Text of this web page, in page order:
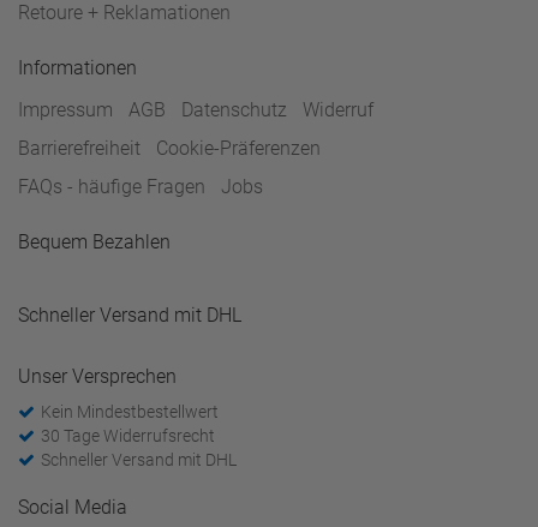
Retoure + Reklamationen
Informationen
Impressum
AGB Datenschutz
Widerruf
Barrierefreiheit
Cookie-Präferenzen
FAQs - häufige Fragen
Jobs
Bequem Bezahlen
Schneller Versand mit DHL
Unser Versprechen
Kein Mindestbestellwert
30 Tage Widerrufsrecht
Schneller Versand mit DHL
Social Media